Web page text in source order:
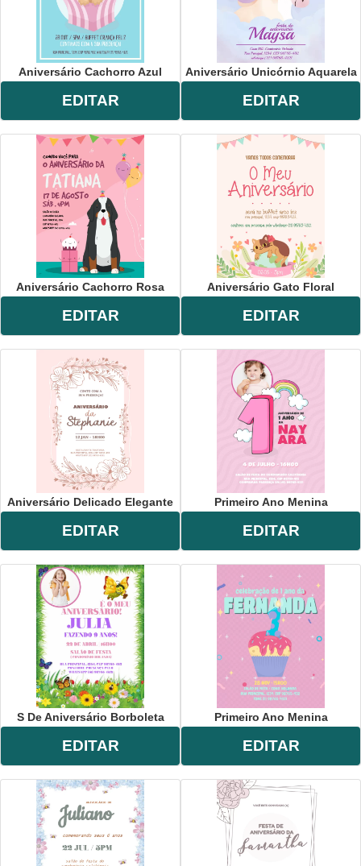
Aniversário Cachorro Azul
EDITAR
Aniversário Unicórnio Aquarela
EDITAR
Aniversário Cachorro Rosa
EDITAR
Aniversário Gato Floral
EDITAR
Aniversário Delicado Elegante
EDITAR
Primeiro Ano Menina
EDITAR
S De Aniversário Borboleta
EDITAR
Primeiro Ano Menina
EDITAR